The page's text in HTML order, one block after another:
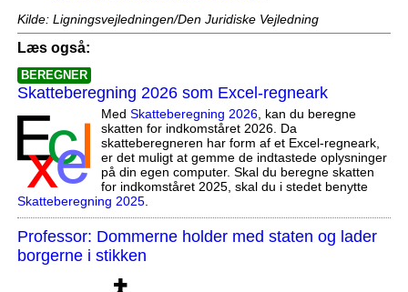
Kilde: Ligningsvejledningen/Den Juridiske Vejledning
Læs også:
BEREGNER
Skatteberegning 2026 som Excel-regneark
Med Skatteberegning 2026, kan du beregne
skatten for indkomståret 2026. Da
skatteberegneren har form af et Excel-regneark,
er det muligt at gemme de indtastede oplysninger
på din egen computer. Skal du beregne skatten
for indkomståret 2025, skal du i stedet benytte
Skatteberegning 2025.
Professor: Dommerne holder med staten og lader
borgerne i stikken